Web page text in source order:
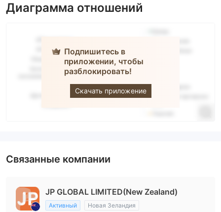
Диаграмма отношений
Подпишитесь в
приложении, чтобы
разблокировать!
Скачать приложение
JP PRO
Связанные компании
JP GLOBAL LIMITED(New Zealand)
Активный Новая Зеландия